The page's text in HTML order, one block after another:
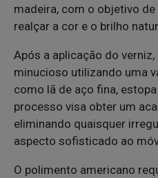
madeira, com o objetivo
realçar a cor e o brilho
Após a aplicação do
minucioso utilizando uma
como lã de aço fina,
processo visa obter um
eliminando quaisquer
aspecto sofisticado ao
O polimento americano